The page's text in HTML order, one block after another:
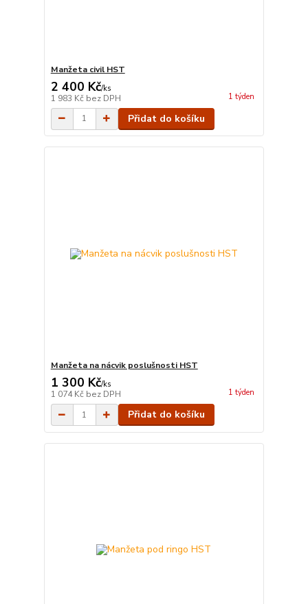
Manžeta civil HST
2 400 Kč/ks
1 983 Kč bez DPH 1 týden
Přidat do košíku
Manžeta na nácvik poslušnosti HST
1 300 Kč/ks
1 074 Kč bez DPH 1 týden
Přidat do košíku